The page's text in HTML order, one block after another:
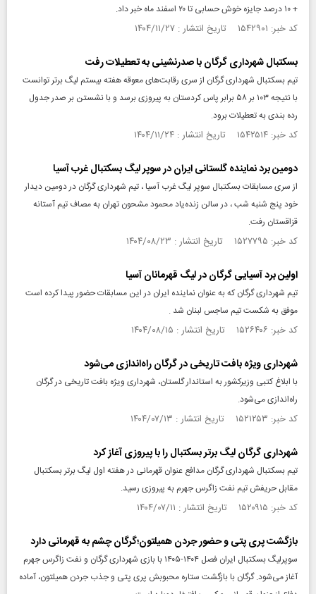
+ ۱۰ درصد جایزه خوش حسابی تا ۲۰ اسفند ماه خبر داد.
کد خبر: ۱۵۴۲۹۰۱ تاریخ انتشار : ۱۴۰۴/۱۱/۲۷
بسکتبال شهرداری گرگان با صدرنشینی به تعطیلات رفت
تیم بسکتبال شهرداری گرگان از سری رقابت‌های معوقه هفته بیستم لیگ برتر توانست
با نتیجه ۱۰۳ بر ۵۸ برابر پاس کردستان به پیروزی برسد و با نشستن بر صدر جدول
رده بندی به تعطیلات برود.
کد خبر: ۱۵۴۲۵۱۴ تاریخ انتشار : ۱۴۰۴/۱۱/۲۴
دومین برد نماینده گلستانی ایران در سوپر لیگ بسکتبال غرب آسیا
از سری مسابقات بسکتبال سوپر لیگ غرب آسیا ، تیم شهرداری گرگان در دومین دیدار
خود پنج شنبه شب ، در سالن زنده‌یاد محمود مشحون تهران به مصاف تیم آستانه
قزاقستان رفت.
کد خبر: ۱۵۲۷۷۹۵ تاریخ انتشار : ۱۴۰۴/۰۸/۲۳
اولین برد آسیایی گرگان در لیگ قهرمانان آسیا
تیم شهرداری گرگان که به عنوان نماینده ایران در این مسابقات حضور پیدا کرده است
موفق به شکست تیم ساجس لبنان شد .
کد خبر: ۱۵۲۶۴۰۶ تاریخ انتشار : ۱۴۰۴/۰۸/۱۵
شهرداری ویژه بافت تاریخی در گرگان راه‌اندازی می‌شود
با ابلاغ کتبی وزیرکشور به استاندار گلستان، شهرداری ویژه بافت تاریخی در گرگان
راه‌اندازی می‌شود.
کد خبر: ۱۵۲۱۲۵۳ تاریخ انتشار : ۱۴۰۴/۰۷/۱۳
شهرداری گرگان لیگ برتر بسکتبال را با پیروزی آغاز کرد
تیم بسکتبال شهرداری گرگان مدافع عنوان قهرمانی در هفته اول لیگ برتر بسکتبال
مقابل حریفش تیم نفت زاگرس جهرم به پیروزی رسید.
کد خبر: ۱۵۲۰۹۱۵ تاریخ انتشار : ۱۴۰۴/۰۷/۱۱
بازگشت پری پتی و حضور جردن همیلتون؛گرگان چشم به قهرمانی دارد
سوپرلیگ بسکتبال ایران فصل ۱۴۰۴-۱۴۰۵ با بازی شهرداری گرگان و نفت زاگرس جهرم
آغاز می‌شود. گرگان با بازگشت ستاره محبوبش پری پتی و جذب جردن همیلتون، آماده